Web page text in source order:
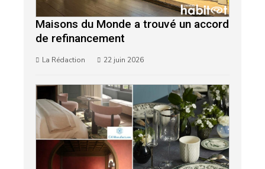
Maisons du Monde a trouvé un accord
de refinancement
La Rédaction 22 juin 2026